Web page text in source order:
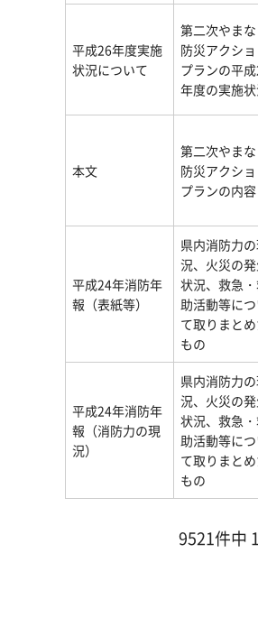
平成26年度実施
状況について
第二次やま
防災アクシ
プランの平
年度の実施
本文
第二次やま
防災アクシ
プランの内容
平成24年消防年
報（表紙等）
県内消防力
況、火災の
状況、救急
助活動等に
て取りまと
もの
平成24年消防年
報（消防力の現
況）
県内消防力
況、火災の
状況、救急
助活動等に
て取りまと
もの
9521件中